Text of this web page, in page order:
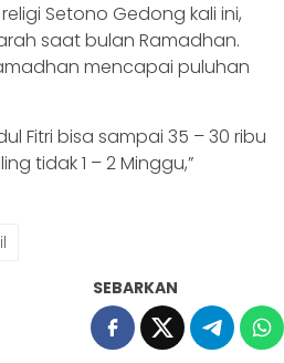
Setono Gedong kali ini,
saat bulan Ramadhan.
mencapai puluhan
Fitri bisa sampai 35 – 30 ribu
tidak 1 – 2 Minggu,”
SEBARKAN